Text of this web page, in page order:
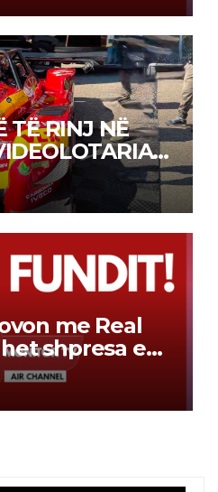
VLT
TË RINJ NË
PAGOI MBI
PËR FITIME
VLT
me Real
shpresa e
e